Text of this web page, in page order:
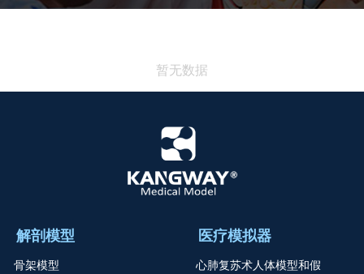
暂无数据
解剖模型
骨架模型
医疗模拟器
心肺复苏术人体模型和假